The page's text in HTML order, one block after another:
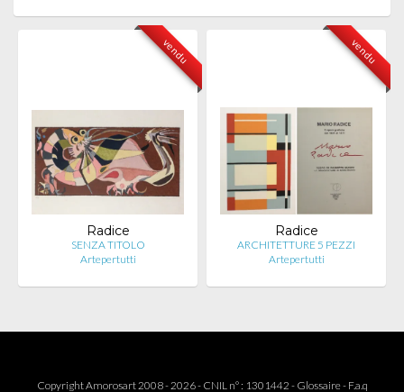
vendu
Radice
SENZA TITOLO
Artepertutti
vendu
Radice
ARCHITETTURE 5 PEZZI
Artepertutti
Copyright Amorosart 2008 - 2026 - CNIL n° : 1301442 - Glossaire- F.a.q